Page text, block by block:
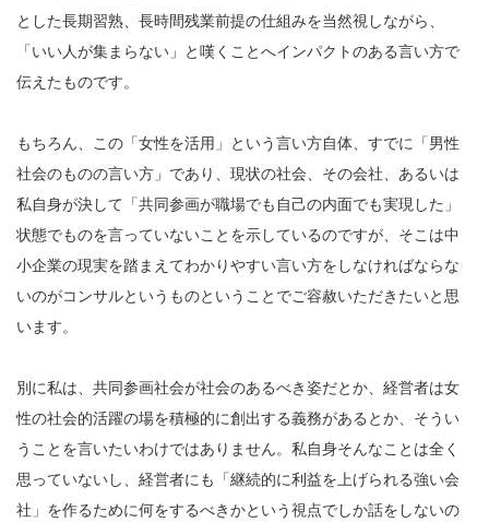
とした長期習熟、長時間残業前提の仕組みを当然視しながら、
「いい人が集まらない」と嘆くことへインパクトのある言い方で
伝えたものです。
もちろん、この「女性を活用」という言い方自体、すでに「男性
社会のものの言い方」であり、現状の社会、その会社、あるいは
私自身が決して「共同参画が職場でも自己の内面でも実現した」
状態でものを言っていないことを示しているのですが、そこは中
小企業の現実を踏まえてわかりやすい言い方をしなければならな
いのがコンサルというものということでご容赦いただきたいと思
います。
別に私は、共同参画社会が社会のあるべき姿だとか、経営者は女
性の社会的活躍の場を積極的に創出する義務があるとか、そうい
うことを言いたいわけではありません。私自身そんなことは全く
思っていないし、経営者にも「継続的に利益を上げられる強い会
社」を作るために何をするべきかという視点でしか話をしないの